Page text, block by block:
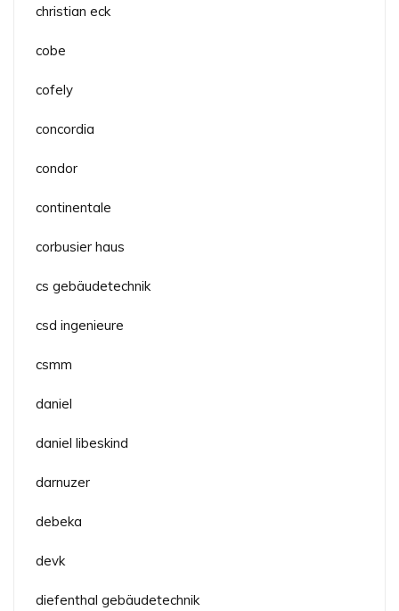
christian eck
cobe
cofely
concordia
condor
continentale
corbusier haus
cs gebäudetechnik
csd ingenieure
csmm
daniel
daniel libeskind
darnuzer
debeka
devk
diefenthal gebäudetechnik